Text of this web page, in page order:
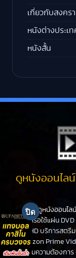
เกี่ยวกับสงคร
หนังต่างประเท
หนังสั้น
ดูหนังออนไล
ดูหนังออนไลน์
หนังหรือใช้แผ่น
PanHD บริการสตรี
Amazon Prime
ได้ตามความต้องการ